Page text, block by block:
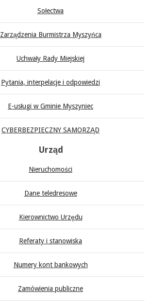
Sołectwa
Zarządzenia Burmistrza Myszyńca
Uchwały Rady Miejskiej
Pytania, interpelacje i odpowiedzi
E-usługi w Gminie Myszyniec
CYBERBEZPIECZNY SAMORZĄD
Urząd
Nieruchomości
Dane teledresowe
Kierownictwo Urzędu
Referaty i stanowiska
Numery kont bankowych
Zamówienia publiczne